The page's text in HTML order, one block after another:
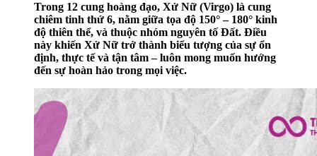
Trong 12 cung hoàng đạo, Xử Nữ (Virgo) là cung
chiêm tinh thứ 6, nằm giữa tọa độ 150° – 180° kinh
độ thiên thể, và thuộc nhóm nguyên tố Đất. Điều
này khiến Xử Nữ trở thành biểu tượng của sự ổn
định, thực tế và tận tâm – luôn mong muốn hướng
đến sự hoàn hảo trong mọi việc.